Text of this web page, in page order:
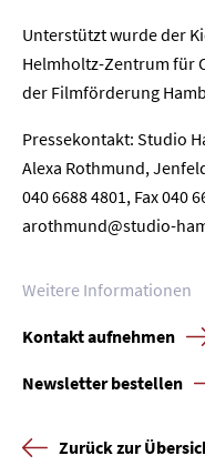
Unterstützt wurde der
Helmholtz-Zentrum für
der Filmförderung
Pressekontakt: Studio
Alexa Rothmund,
040 6688 4801, Fax 040
arothmund@studio-
Weitere Informationen
Kontakt aufnehmen
Newsletter bestellen
Zurück zur
Presse
Karriere
Kontakt